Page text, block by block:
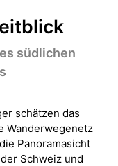
südlichen
schätzen das
Wanderwegenetz
Panoramasicht
Schweiz und